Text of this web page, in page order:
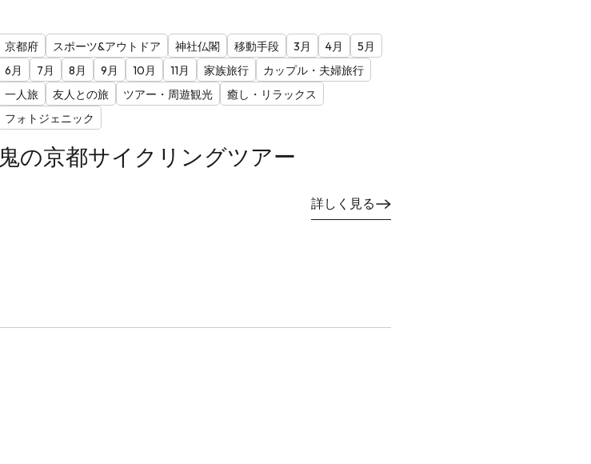
京都府 スポーツ&アウトドア 神社仏閣 移動手段 3月 4月
5月
6月
7月 8月 9月 10月 11月 家族旅行
カップル・夫婦旅行
一人旅
友人との旅 ツアー・周遊観光
癒し・リラックス
フォトジェニック
鬼の京都サイクリングツアー
詳しく見る